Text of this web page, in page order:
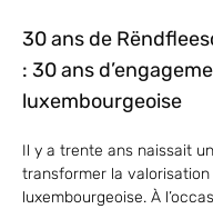
30 ans de
: 30 ans
luxembourgeoise
Il y a trente ans naissait
transformer la
luxembourgeoise. À